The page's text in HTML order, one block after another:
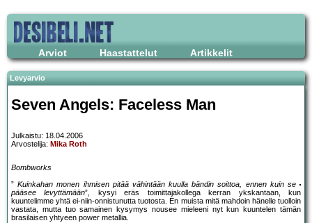
Arviot Haastattelut Artikkelit
Levyarvio
Seven Angels: Faceless Man
Julkaistu: 18.04.2006
Arvostelija: Mika Roth
Bombworks
”Kuinkahan monen ihmisen pitää vähintään kuulla bändin soittoa, ennen kuin se
pääsee levyttämään”, kysyi eräs toimittajakollega kerran ykskantaan, kun
kuuntelimme yhtä ei-niin-onnistunutta tuotosta. En muista mitä mahdoin hänelle tuolloin
vastata, mutta tuo samainen kysymys nousee mieleeni nyt kun kuuntelen tämän
brasilaisen yhtyeen power metallia.